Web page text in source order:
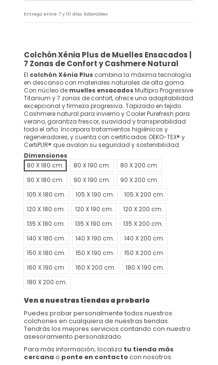
Entrega entre 7 y 10 días laborables
Colchón Xénia Plus de Muelles Ensacados |
7 Zonas de Confort y Cashmere Natural
El colchón Xénia Plus combina la máxima tecnología
en descanso con materiales naturales de alta gama.
Con núcleo de muelles ensacadosMultipro Progressive
Titanium y 7 zonas de confort, ofrece una adaptabilidad
excepcional y firmeza progresiva. Tapizado en tejido
Cashmere natural para invierno y Cooler Purefresh para
verano, garantiza frescor, suavidad y transpirabilidad
todo el año. Incorpora tratamientos higiénicos y
regeneradores, y cuenta con certificados OEKO-TEX® y
CertiPUR® que avalan su seguridad y sostenibilidad.
Dimensiones
80 X 180 cm.
80 X 190 cm.
80 X 200 cm.
90 X 180 cm.
90 X 190 cm.
90 X 200 cm.
105 X 180 cm.
105 X 190 cm.
105 X 200 cm.
120 X 180 cm.
120 X 190 cm.
120 X 200 cm.
135 X 180 cm.
135 X 190 cm.
135 X 200 cm.
140 X 180 cm.
140 X 190 cm.
140 X 200 cm.
150 X 180 cm.
150 X 190 cm.
150 X 200 cm.
160 X 190 cm.
160 X 200 cm.
180 X 190 cm.
180 X 200 cm.
Ven a nuestras tiendas a probarlo
Puedes probar personalmente todos nuestros
colchones en cualquiera de nuestras tiendas.
Tendrás los mejores servicios contando con nuestro
asesoramiento personalizado.
Para más información, localiza tu tienda más
cercana o ponte en contactocon nosotros.